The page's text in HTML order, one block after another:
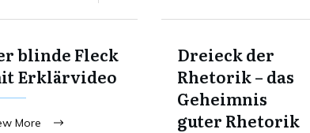
blinde Fleck
Erklärvideo
More
Dreieck der
Rhetorik – das
Geheimnis
guter Rhetorik